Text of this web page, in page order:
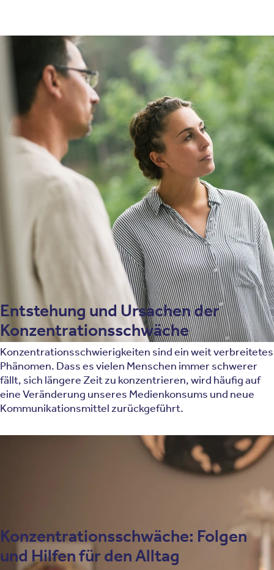
Was bedeutet
Konzentrationsschwäche?
Eine Konzentrationsschwäche besteht in der Unfähigkeit
sich über einen längeren Zeitraum auf eine Sache zu
konzentrieren. Die Aufmerksamkeit schweift von der
eigentlichen Beschäftigung auf andere Gegenstände
oder Gedanken ab.
Konzentrationsschwierigkeiten können sich durch einen
Leistungsabfall bei der Arbeit oder in der Schule äußern.
Auch in Bereichen, die nicht mit Leistung in Verbindung
stehen, können sich Konzentrationsschwierigkeiten
äußern – zum Beispiel im zwischenmenschlichen
Kontakt, bei längeren Gesprächen oder beim Konsum
von Medien wie Büchern oder Filmen.
Entstehung und Ursachen der
Konzentrationsschwäche
Konzentrationsschwierigkeiten sind ein weit verbreitetes
Phänomen. Dass es vielen Menschen immer schwerer
fällt, sich längere Zeit zu konzentrieren, wird häufig auf
eine Veränderung unseres Medienkonsums und neue
Kommunikationsmittel zurückgeführt.
Konzentrationsschwäche: Folgen
und Hilfen für den Alltag